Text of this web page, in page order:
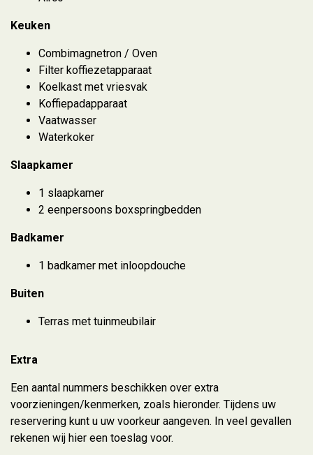
Keuken
Combimagnetron / Oven
Filter koffiezetapparaat
Koelkast met vriesvak
Koffiepadapparaat
Vaatwasser
Waterkoker
Slaapkamer
1 slaapkamer
2 eenpersoons boxspringbedden
Badkamer
1 badkamer met inloopdouche
Buiten
Terras met tuinmeubilair
Extra
Een aantal nummers beschikken over extra
voorzieningen/kenmerken, zoals hieronder. Tijdens uw
reservering kunt u uw voorkeur aangeven. In veel gevallen
rekenen wij hier een toeslag voor.